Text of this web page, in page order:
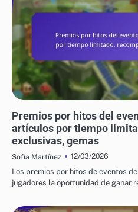
Premios por hitos del
artículos por tiempo
exclusivas, gemas
Sofía Martínez
12/03/2026
Los premios por hitos de eventos
jugadores la oportunidad de ganar